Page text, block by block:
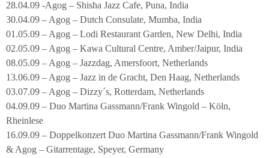
28.04.09 -Agog – Shisha Jazz Cafe, Puna, India
30.04.09 – Agog – Dutch Consulate, Mumba, India
01.05.09 – Agog – Lodi Restaurant Garden, New Delhi, India
02.05.09 – Agog – Kawa Cultural Centre, Amber/Jaipur, India
08.05.09 – Agog – Jazzdag, Amersfoort, Netherlands
13.06.09 – Agog – Jazz in de Gracht, Den Haag, Netherlands
03.07.09 – Agog – Dizzy´s, Rotterdam, Netherlands
04.09.09 – Duo Martina Gassmann/Frank Wingold – Köln,
Rheinlese
16.09.09 – Doppelkonzert Duo Martina Gassmann/Frank Wingold
& Agog – Gitarrentage, Speyer, Germany